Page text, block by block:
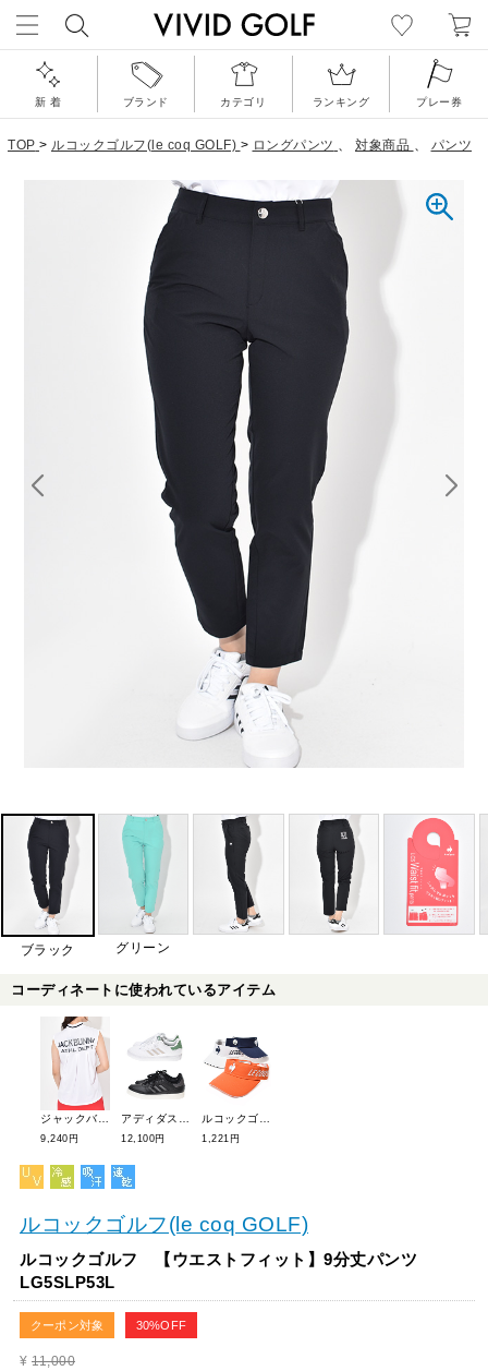
新 着 ブランド カテゴリ ランキング プレー券
TOP > ルコックゴルフ(le coq GOLF) > ロングパンツ 、 対象商品 、 パンツ
ブラック グリーン
コーディネートに使われているアイテム
9,240円 12,100円 1,221円
ルコックゴルフ(le coq GOLF)
ルコックゴルフ 【ウエストフィット】9分丈パンツ
LG5SLP53L
クーポン対象 30%OFF
¥ 11,000